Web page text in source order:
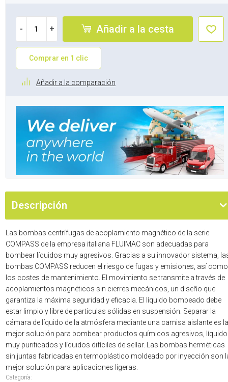
- + Añadir a la cesta
Comprar en 1 clic
Añadir a la comparación
Descripción
Las bombas centrífugas de acoplamiento magnético de la serie
COMPASS de la empresa italiana FLUIMAC son adecuadas para
bombear líquidos muy agresivos. Gracias a su innovador sistema,
bombas COMPASS reducen el riesgo de fugas y emisiones, así como
los costes de mantenimiento. El movimiento se transmite a través de
acoplamientos magnéticos sin cierres mecánicos, un diseño que
garantiza la máxima seguridad y eficacia. El líquido bombeado debe
estar limpio y libre de partículas sólidas en suspensión. Separar la
cámara de líquido de la atmósfera mediante una camisa aislante es la
mejor solución para bombear productos químicos agresivos,
muy purificados y líquidos difíciles de sellar. Las bombas herméticas
sin juntas fabricadas en termoplástico moldeado por inyección son
mejor solución para aplicaciones ligeras.
Categoría: